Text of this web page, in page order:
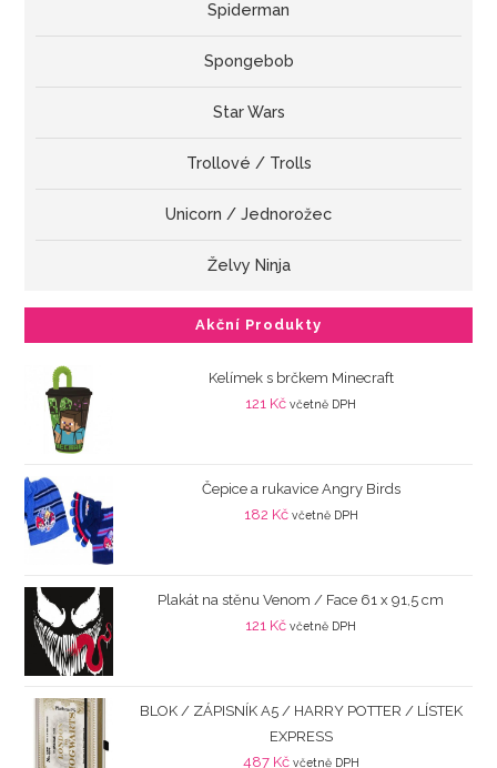
Spiderman
Spongebob
Star Wars
Trollové / Trolls
Unicorn / Jednorožec
Želvy Ninja
Akční Produkty
Kelímek s brčkem Minecraft
121 Kč včetně DPH
Čepice a rukavice Angry Birds
182 Kč včetně DPH
Plakát na stěnu Venom / Face 61 x 91,5 cm
121 Kč včetně DPH
BLOK / ZÁPISNÍK A5 / HARRY POTTER / LÍSTEK
EXPRESS
487 Kč včetně DPH